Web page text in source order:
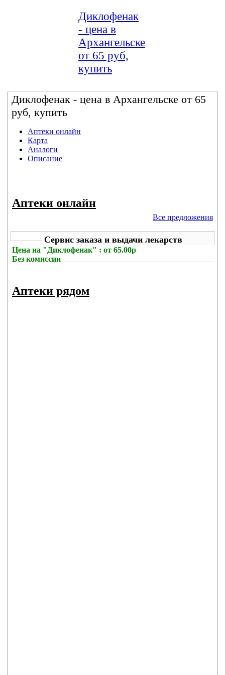
Диклофенак
- цена в
Архангельске
от 65 руб,
купить
Диклофенак - цена в Архангельске от 65
руб, купить
Аптеки онлайн
Карта
Аналоги
Описание
Аптеки онлайн
Все предложения
Сервис заказа и выдачи лекарств
Цена на "Диклофенак" : от 65.00р
Без комиссии
Аптеки рядом